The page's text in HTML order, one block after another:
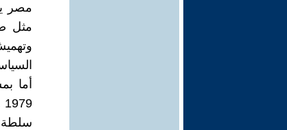
مصر
مثل
أما
سلطة